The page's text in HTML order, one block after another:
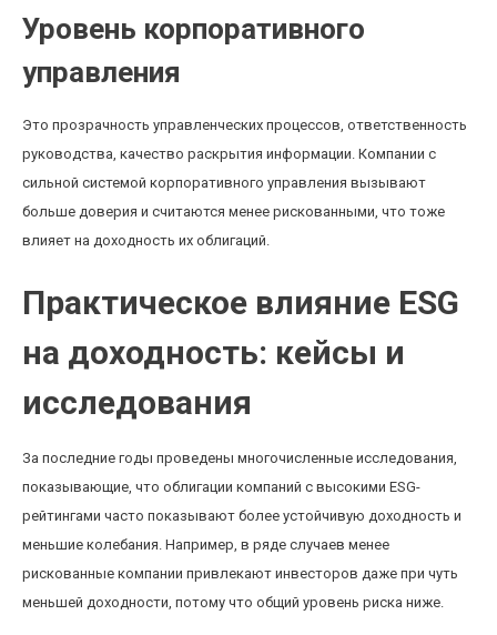
Уровень корпоративного
управления
Это прозрачность управленческих процессов, ответственность
руководства, качество раскрытия информации. Компании с
сильной системой корпоративного управления вызывают
больше доверия и считаются менее рискованными, что тоже
влияет на доходность их облигаций.
Практическое влияние ESG
на доходность: кейсы и
исследования
За последние годы проведены многочисленные исследования,
показывающие, что облигации компаний с высокими ESG-
рейтингами часто показывают более устойчивую доходность и
меньшие колебания. Например, в ряде случаев менее
рискованные компании привлекают инвесторов даже при чуть
меньшей доходности, потому что общий уровень риска ниже.